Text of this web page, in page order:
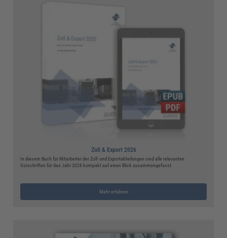
Zoll & Export 2026
In diesem Buch für Mitarbeiter der Zoll- und Exportabteilungen sind alle relevanten
Vorschriften für das Jahr 2026 kompakt auf einen Blick zusammengefasst.
Mehr erfahren